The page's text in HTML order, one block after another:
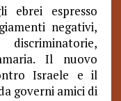
ebrei espresso
negativi,
Il nuovo
Israele e il
governi amici di